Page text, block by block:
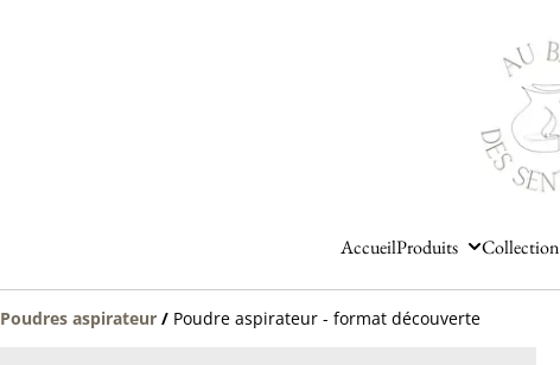
AccueilProduits Collection
Poudres aspirateur / Poudre aspirateur - format découverte